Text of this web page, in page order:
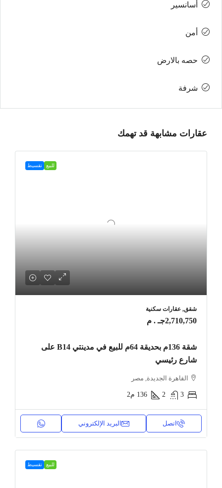
أسانسير
أمن
حصه بالارض
شرفة
عقارات مشابهة قد تهمك
للبيع تقسيط
شقق, عقارات سكنية
2,710,750جـ . م
شقة 136م بحديقة 64م للبيع في مدينتي B14 على
شارع رئيسي
القاهرة الجديدة, مصر
3
2
136 م2
اتصل البريد الإلكتروني
للبيع تقسيط